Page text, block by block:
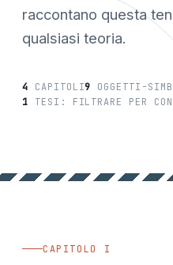
raccontano questa
qualsiasi teoria.
4 CAPITOLI9 OGGETTI-
1 TESI: FILTRARE PER
CAPITOLO I